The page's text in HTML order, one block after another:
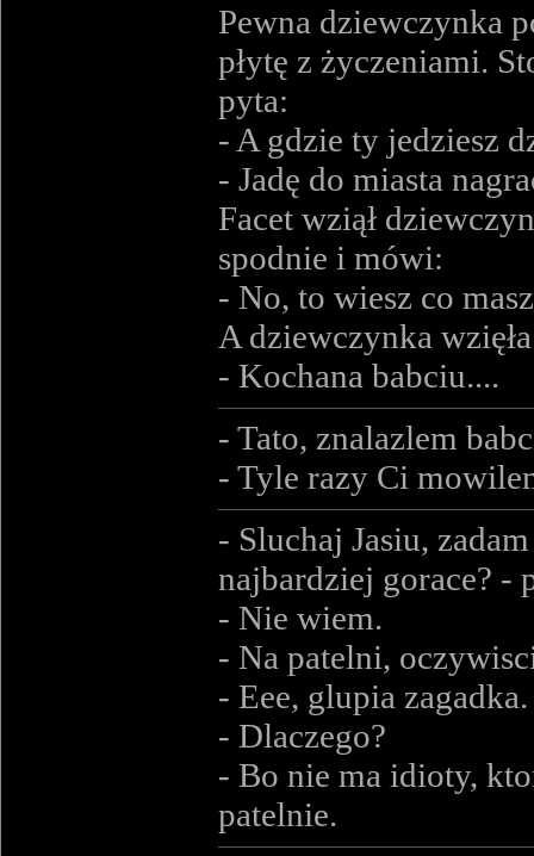
Pewna dziewczynka
płytę z życzeniami.
pyta:
- A gdzie ty jedziesz
- Jadę do miasta
Facet wziął
spodnie i mówi:
- No, to wiesz co
A dziewczynka
- Kochana babciu....
- Tato, znalazlem
- Tyle razy Ci
- Sluchaj Jasiu,
najbardziej gorace? -
- Nie wiem.
- Na patelni,
- Eee, glupia zagadka.
- Dlaczego?
- Bo nie ma idioty,
patelnie.